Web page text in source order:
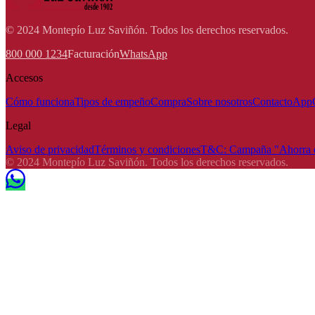
© 2024 Montepío Luz Saviñón. Todos los derechos reservados.
800 000 1234FacturaciónWhatsApp
Accesos
Cómo funcionaTipos de empeñoCompraSobre nosotrosContactoApp
Legal
Aviso de privacidadTérminos y condicionesT&C: Campaña "Ahorra
© 2024 Montepío Luz Saviñón. Todos los derechos reservados.